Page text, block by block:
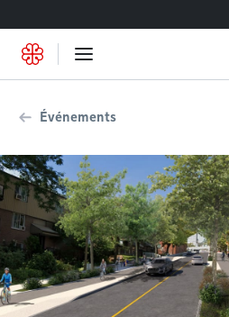
Événements